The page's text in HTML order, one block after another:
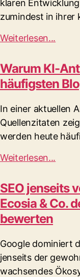
klaren
zumindest in ihrer
Weiterlesen...
Warum KI-
häufigsten
In einer aktuellen
Quellenzitaten
werden heute
Weiterlesen...
SEO jenseits
Ecosia & Co.
bewerten
Google dominiert
jenseits der
wachsendes